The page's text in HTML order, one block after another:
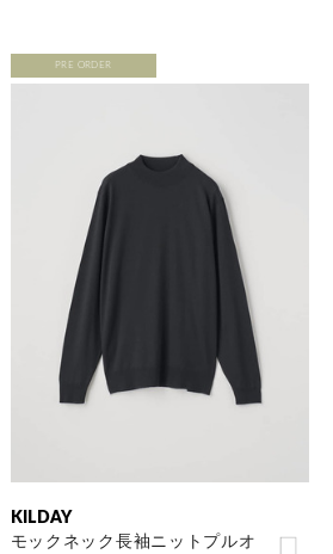
PRE ORDER
KILDAY
モックネック長袖ニットプルオ